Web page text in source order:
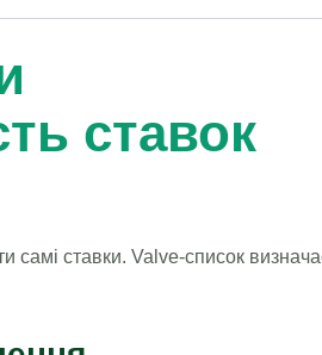
ставок
самі ставки. Valve-список